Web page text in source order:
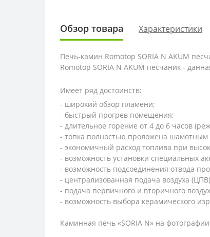
Обзор товара Характеристики
Печь-камин Romotop SORIA N AKUM
Romotop SORIA N AKUM песчаник -
Имеет ряд достоинств:
- широкий обзор пламени;
- быстрый прогрев помещения;
- длительное горение от 4 до 6 часов
- топка полностью проложена
- экономичный расход топлива при
- возможность установки специальных
- возможность подсоединения отвода
- централизованная подача воздуха
- подача первичного и вторичного
- возможность выбора керамического
Каминная печь «SORIA N» на